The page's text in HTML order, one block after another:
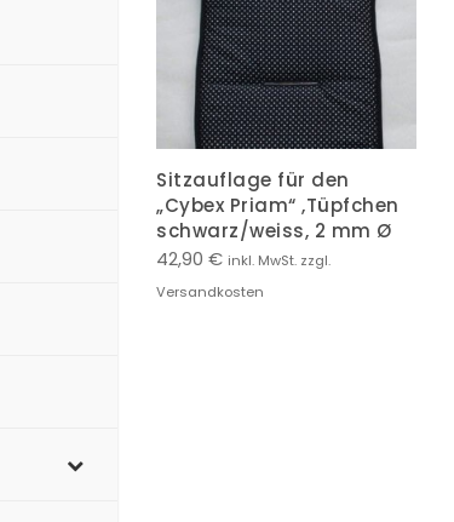
Sitzauflage für den
„Cybex Priam“ ,Tüpfchen
schwarz/weiss, 2 mm Ø
42,90 € inkl. MwSt. zzgl.
Versandkosten